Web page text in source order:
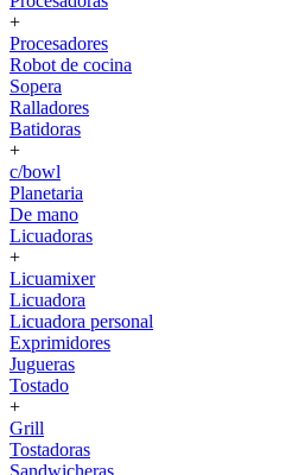
+
Procesadores
Robot de cocina
Sopera
Ralladores
Batidoras
+
c/bowl
Planetaria
De mano
Licuadoras
+
Licuamixer
Licuadora
Licuadora personal
Exprimidores
Jugueras
Tostado
+
Grill
Tostadoras
Sandwicheras